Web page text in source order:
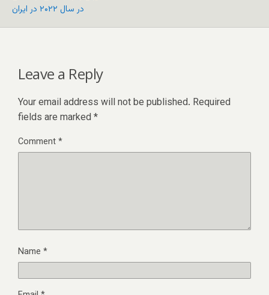
در سال ۲۰۲۲ در ایران
Leave a Reply
Your email address will not be published. Required
fields are marked *
Comment*
Name *